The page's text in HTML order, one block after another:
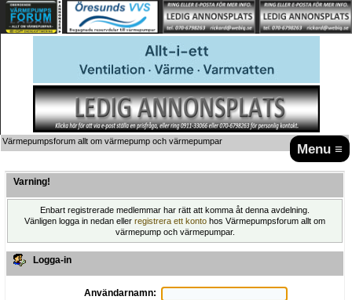
Menu ≡
Värmepumpsforum allt om värmepump och värmepumpar
Varning!
Enbart registrerade medlemmar har rätt att komma åt denna avdelning.
Vänligen logga in nedan eller registrera ett konto hos Värmepumpsforum allt om
värmepump och värmepumpar.
Logga-in
Användarnamn: